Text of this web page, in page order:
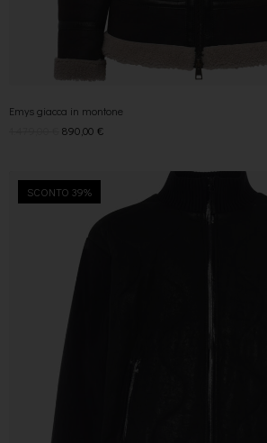
Emys giacca in montone
890,00€
SCONTO 39%